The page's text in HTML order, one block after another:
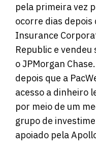
pela primeira vez
ocorre dias depois
Insurance
Republic e
o JPMorgan
depois que a
acesso a dinheiro
por meio de um
grupo de
apoiado pela